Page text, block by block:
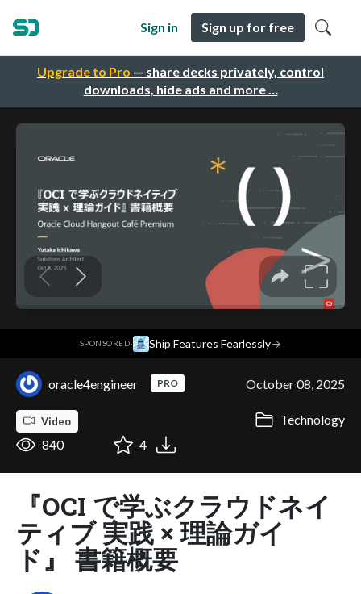
Upgrade to Pro — share decks privately, control
downloads, hide ads and more …
Sign in Sign up for free
SPONSORED· Ship Features Fearlessly→
oracle4engineer PRO October 08, 2025
Video
Technology
840
4
『OCI で学ぶクラウドネイ
ティブ 実践 × 理論ガイ
ド』 書籍概要